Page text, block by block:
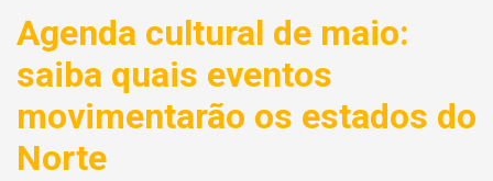
Agenda cultural de maio:
saiba quais eventos
movimentarão os estados do
Norte